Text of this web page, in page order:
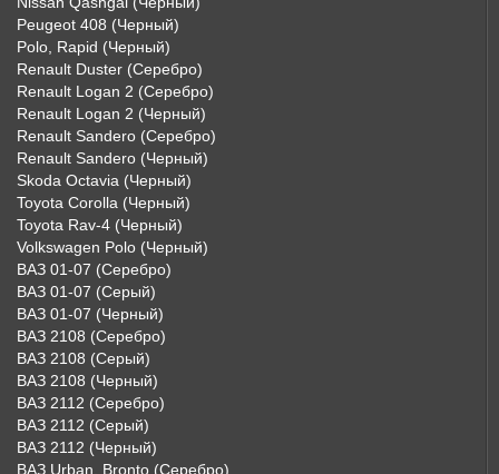
Peugeot 408 (Черный)
Polo, Rapid (Черный)
Renault Duster (Серебро)
Renault Logan 2 (Серебро)
Renault Logan 2 (Черный)
Renault Sandero (Серебро)
Renault Sandero (Черный)
Skoda Octavia (Черный)
Toyota Corolla (Черный)
Toyota Rav-4 (Черный)
Volkswagen Polo (Черный)
ВАЗ 01-07 (Серебро)
ВАЗ 01-07 (Серый)
ВАЗ 01-07 (Черный)
ВАЗ 2108 (Серебро)
ВАЗ 2108 (Серый)
ВАЗ 2108 (Черный)
ВАЗ 2112 (Серебро)
ВАЗ 2112 (Серый)
ВАЗ 2112 (Черный)
ВАЗ Urban, Bronto (Серебро)